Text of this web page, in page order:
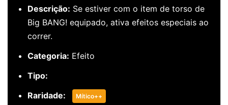
Descrição: Se estiver com o item de torso de
Big BANG! equipado, ativa efeitos especiais ao
correr.
Categoria: Efeito
Tipo:
Raridade:
Mítico++